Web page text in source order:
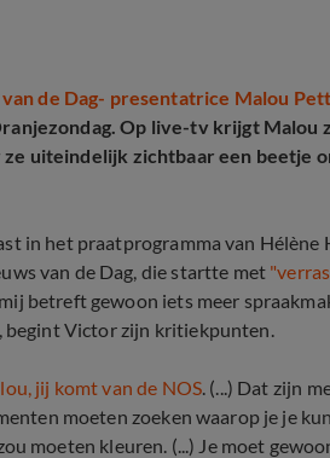
de Dag- presentatrice Malou
Op live-tv krijgt Malou
uiteindelijk zichtbaar een beetje
in het praatprogramma van Hélène
van de Dag, die startte met
betreft gewoon iets meer
begint Victor zijn kritiekpunten.
jij komt van de NOS. (...) Dat zijn
moeten zoeken waarop je je
moeten kleuren. (...) Je moet